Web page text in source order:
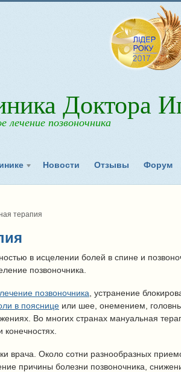
Доктора
лечение позвоночника
Новости Отзывы Форум
терапия
в исцелении болей в спине и
позвоночника.
лечение позвоночника , устранение
в пояснице или шее, онемением,
Во многих странах мануальная
врача. Около сотни разнообразных
причины болезни позвоночника,